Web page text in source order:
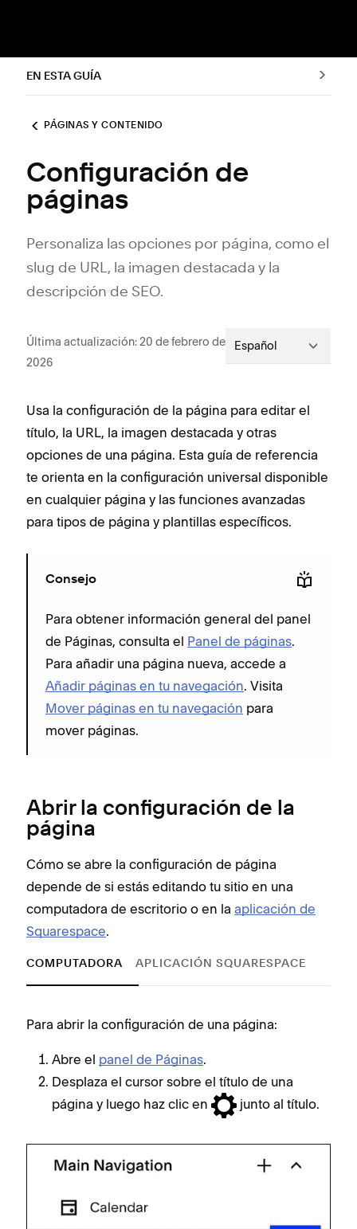
EN ESTA GUÍA
PÁGINAS Y CONTENIDO
Configuración de
páginas
Personaliza las opciones por página, como el
slug de URL, la imagen destacada y la
descripción de SEO.
Última actualización: 20 de febrero de
2026
Español
Usa la configuración de la página para editar el
título, la URL, la imagen destacada y otras
opciones de una página. Esta guía de referencia
te orienta en la configuración universal disponible
en cualquier página y las funciones avanzadas
para tipos de página y plantillas específicos.
Consejo
Para obtener información general del panel
de Páginas, consulta el Panel de páginas.
Para añadir una página nueva, accede a
Añadir páginas en tu navegación. Visita
Mover páginas en tu navegación para
mover páginas.
Abrir la configuración de la
página
Cómo se abre la configuración de página
depende de si estás editando tu sitio en una
computadora de escritorio o en la aplicación de
Squarespace.
COMPUTADORA APLICACIÓN SQUARESPACE
Para abrir la configuración de una página:
Abre el panel de Páginas.
Desplaza el cursor sobre el título de una
página y luego haz clic en
junto al título.